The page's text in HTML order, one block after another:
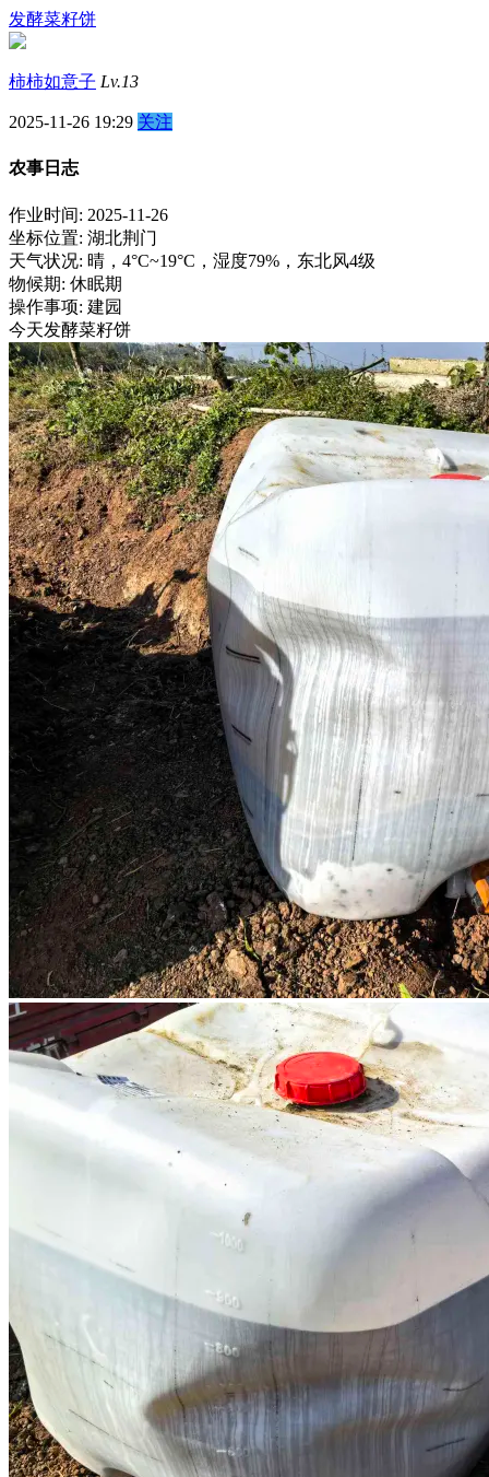
发酵菜籽饼
柿柿如意子 Lv.13
2025-11-26 19:29 关注
农事日志
作业时间: 2025-11-26
坐标位置: 湖北荆门
天气状况: 晴，4°C~19°C，湿度79%，东北风4级
物候期: 休眠期
操作事项: 建园
今天发酵菜籽饼